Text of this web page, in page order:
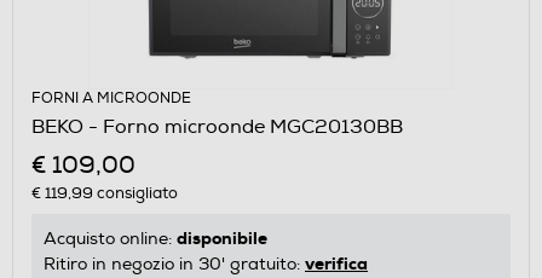
FORNI A MICROONDE
BEKO - Forno microonde MGC20130BB
€ 109,00
€ 119,99 consigliato
Acquisto online: disponibile
Ritiro in negozio in 30' gratuito: verifica